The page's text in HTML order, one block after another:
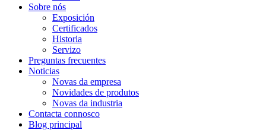
Sobre nós
Exposición
Certificados
Historia
Servizo
Preguntas frecuentes
Noticias
Novas da empresa
Novidades de produtos
Novas da industria
Contacta connosco
Blog principal